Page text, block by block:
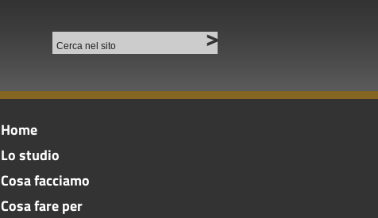
Home
Lo studio
Cosa facciamo
Cosa fare per